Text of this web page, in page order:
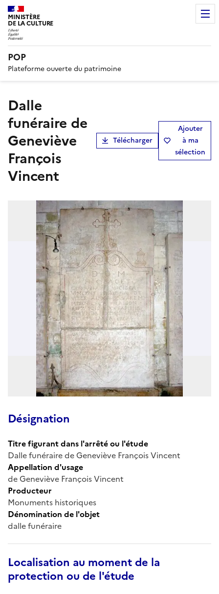
MINISTÈRE
DE LA CULTURE
POP
Plateforme ouverte du patrimoine
Dalle
funéraire de
Geneviève
François
Vincent
Télécharger
Ajouter
à ma
sélection
Désignation
Titre figurant dans l'arrêté ou l'étude
Dalle funéraire de Geneviève François Vincent
Appellation d'usage
de Geneviève François Vincent
Producteur
Monuments historiques
Dénomination de l'objet
dalle funéraire
Localisation au moment de la
protection ou de l'étude